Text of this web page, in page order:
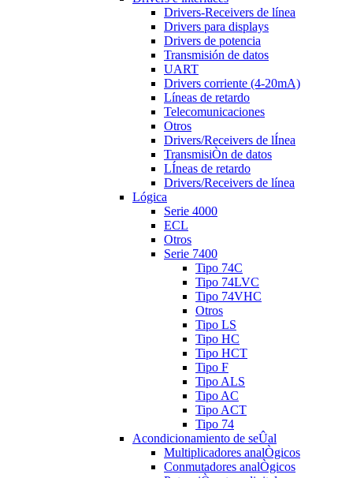
Drivers-Receivers de línea
Drivers para displays
Drivers de potencia
Transmisión de datos
UART
Drivers corriente (4-20mA)
Líneas de retardo
Telecomunicaciones
Otros
Drivers/Receivers de lÍnea
TransmisiÒn de datos
LÍneas de retardo
Drivers/Receivers de línea
Lógica
Serie 4000
ECL
Otros
Serie 7400
Tipo 74C
Tipo 74LVC
Tipo 74VHC
Otros
Tipo LS
Tipo HC
Tipo HCT
Tipo F
Tipo ALS
Tipo AC
Tipo ACT
Tipo 74
Acondicionamiento de seÛal
Multiplicadores analÒgicos
Conmutadores analÒgicos